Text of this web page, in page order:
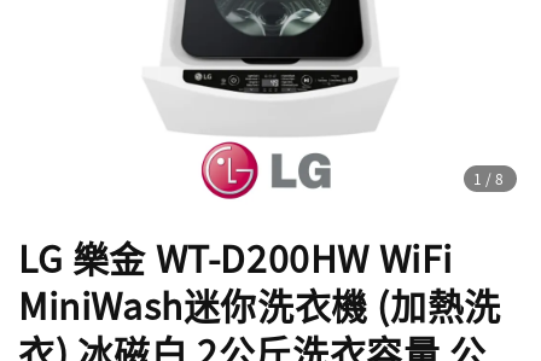
1 /8
LG 樂金 WT-D200HW WiFi
MiniWash迷你洗衣機 (加熱洗